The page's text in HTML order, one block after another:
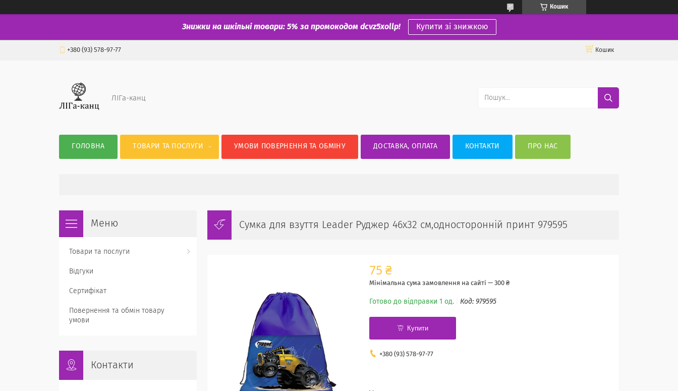
Кошик
Знижки на шкільні товари: 5% за промокодом dcvz5xollp! Купити зі знижкою
+380 (93) 578-97-77 Кошик
ЛІГа-канц
ГОЛОВНА ТОВАРИ ТА ПОСЛУГИ УМОВИ ПОВЕРНЕННЯ ТА ОБМІНУ ДОСТАВКА, ОПЛАТА КОНТАКТИ ПРО НАС
Сумка для взуття Leader Руджер 46x32 см,односторонній принт 979595
75 ₴
Мінімальна сума замовлення на сайті — 300 ₴
Готово до відправки 1 од. Код: 979595
Купити
+380 (93) 578-97-77
Товари та послуги
Відгуки
Сертифікат
Повернення та обмін товару
умови
Контакти